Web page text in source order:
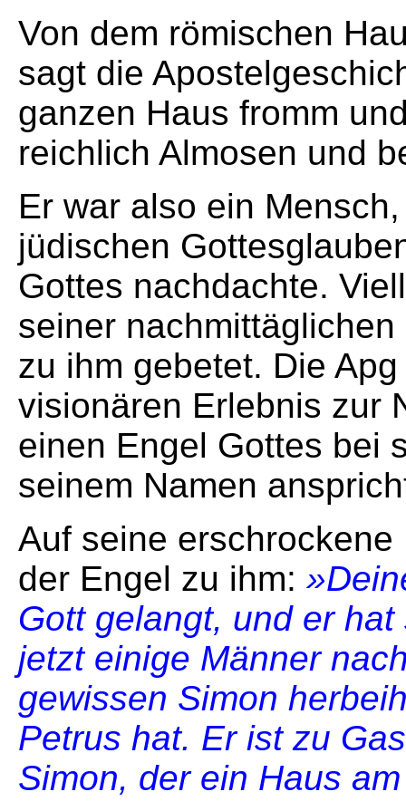
Von dem römischen
sagt die
ganzen Haus fromm
reichlich Almosen und
Er war also ein
jüdischen
Gottes nachdachte.
seiner
zu ihm gebetet. Die
visionären Erlebnis zur
einen Engel Gottes bei
seinem Namen
Auf seine
der Engel zu ihm:
Gott gelangt, und er
jetzt einige Männer
gewissen Simon
Petrus hat. Er ist zu
Simon, der ein Haus